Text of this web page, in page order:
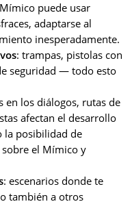
puede usar
adaptarse al
inesperadamente.
: trampas, pistolas con
seguridad — todo esto
en los diálogos, rutas de
afectan el desarrollo
posibilidad de
el Mímico y
: escenarios donde te
también a otros